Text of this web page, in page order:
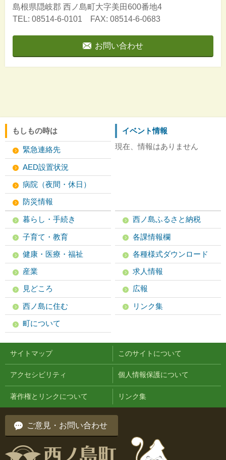
島根県隠岐郡 西ノ島町大字美田600番地4
TEL: 08514-6-0101 FAX: 08514-6-0683
お問い合わせ
もしもの時は
緊急連絡先
AED設置状況
病院（夜間・休日）
防災情報
イベント情報
現在、情報はありません
暮らし・手続き
子育て・教育
健康・医療・福祉
産業
見どころ
西ノ島に住む
町について
西ノ島ふるさと納税
各課情報欄
各種様式ダウンロード
求人情報
広報
リンク集
サイトマップ このサイトについて
アクセシビリティ 個人情報保護について
著作権とリンクについて リンク集
ご意見・お問い合わせ